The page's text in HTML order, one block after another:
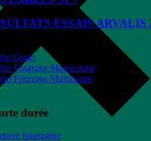
ESSAIS ARVALIS
Grain
Fourrage Monocoupe
Fourrage Multicoupe
durée
fourragère